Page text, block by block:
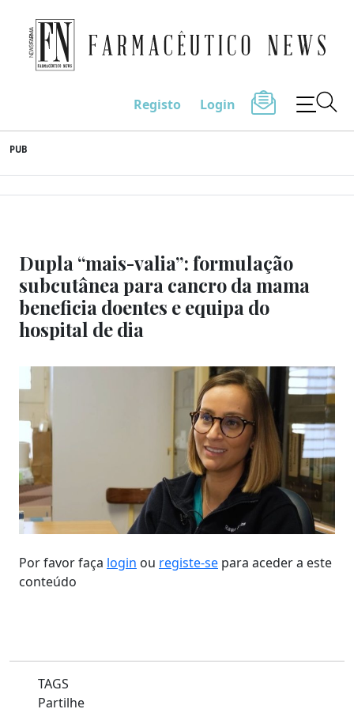
to
content
Farmacêutico News
Registo Login
PUB
Dupla “mais-valia”: formulação
subcutânea para cancro da mama
beneficia doentes e equipa do
hospital de dia
Por favor faça login ou registe-se para aceder a este
conteúdo
TAGS
Partilhe